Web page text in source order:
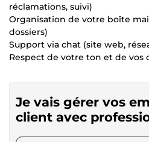
réclamations, suivi)
Organisation de votre boîte
dossiers)
Support via chat (site web,
Respect de votre ton et de vos
Je vais gérer vos
client avec